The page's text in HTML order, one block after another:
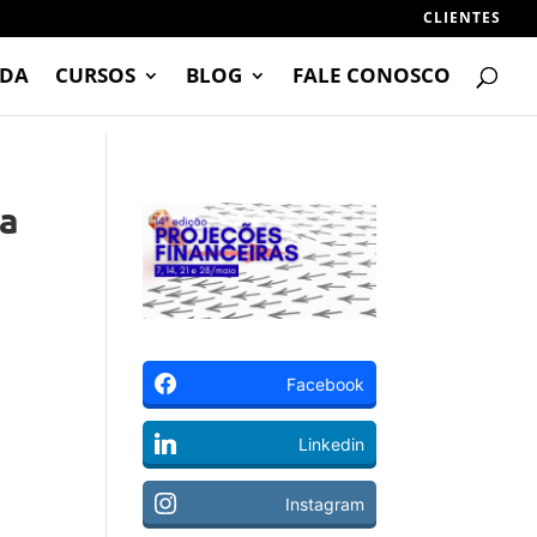
CLIENTES
CURSOS BLOG FALE CONOSCO
Facebook
Linkedin
Instagram